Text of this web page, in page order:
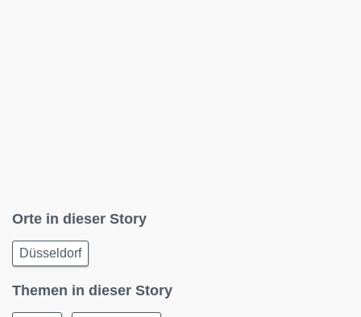
Orte in dieser Story
Düsseldorf
Themen in dieser Story